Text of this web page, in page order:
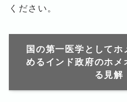
ください。
国の第一医学としてホ
めるインド政府のホメ
る見解